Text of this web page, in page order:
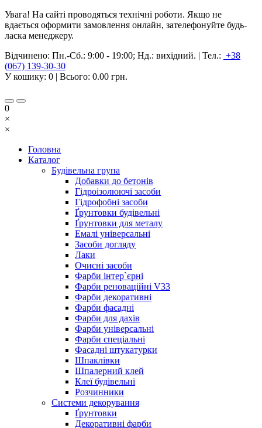
Увага! На сайті проводяться технічні роботи. Якщо не
вдається оформити замовлення онлайн, зателефонуйте будь-
ласка менеджеру.
Відчинено: Пн.-Сб.: 9:00 - 19:00; Нд.: вихідний. | Тел.: +38
(067) 139-30-30
У кошику: 0 | Всього: 0.00 грн.
0
×
×
Головна
Каталог
Будівельна група
Добавки до бетонів
Гідроізолюючі засоби
Гідрофобні засоби
Ґрунтовки будівельні
Ґрунтовки для металу
Емалі універсальні
Засоби догляду
Лаки
Очисні засоби
Фарби інтер`єрні
Фарби реноваційні V33
Фарби декоративні
Фарби фасадні
Фарби для дахів
Фарби універсальні
Фарби спеціальні
Фасадні штукатурки
Шпаклівки
Шпалерний клей
Клеї будівельні
Розчинники
Системи декорування
Ґрунтовки
Декоративні фарби